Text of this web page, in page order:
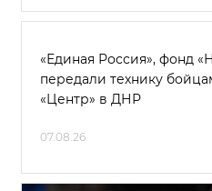
«Единая Россия», фонд
передали технику
«Центр» в ДНР
07.08.26